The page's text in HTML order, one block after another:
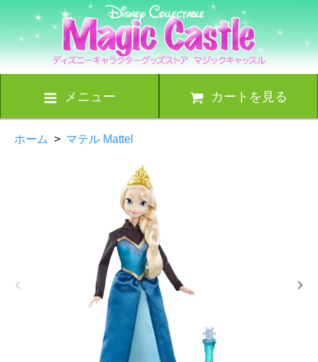
メニュー カートを見る
ホーム > マテル Mattel